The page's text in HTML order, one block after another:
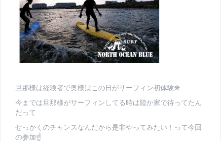
旦那様は経験者で奥様はこの日がサーフィン初体験❋
今までは旦那様がサーフィンしてる時は陸か家で待ってたん
だって
せっかくのチャンスなんだから是非やってみたい！って今回
の参加☝